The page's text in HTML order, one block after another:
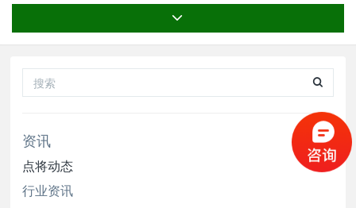
关注水分/湿度、温度、电导率/盐分、pH、ORP
等指标。 现在这类设备也很多，本文要讨论的是
EC（电导率）、pH（酸碱度
资讯
点将动态
行业资讯